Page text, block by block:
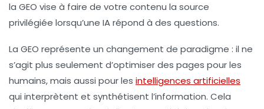
la GEO vise à faire de votre contenu la source
privilégiée lorsqu’une IA répond à des questions.
La GEO représente un changement de paradigme : il ne
s’agit plus seulement d’optimiser des pages pour les
humains, mais aussi pour les intelligences artificielles
qui interprètent et synthétisent l’information. Cela